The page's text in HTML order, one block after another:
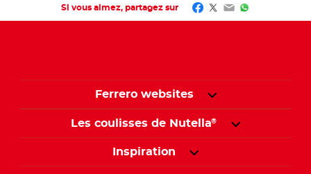
Si vous aimez, partagez sur Facebook
Twitter
EmailWhatsApp
Ferrero websites
Les coulisses de Nutella®
Inspiration